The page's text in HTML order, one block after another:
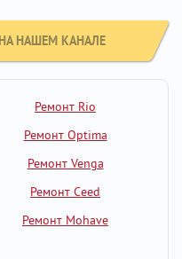
НАШЕМ КАНАЛЕ
Ремонт Rio
Ремонт Optima
Ремонт Venga
Ремонт Ceed
Ремонт Mohave